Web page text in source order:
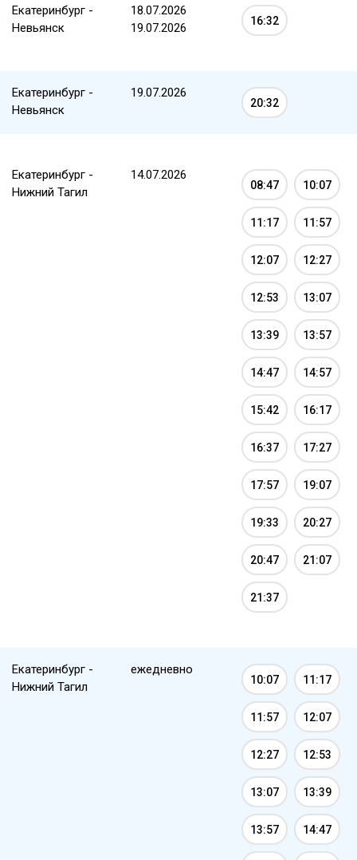
Екатеринбург -
Невьянск
18.07.2026
19.07.2026
16:32
Екатеринбург -
Невьянск
19.07.2026
20:32
Екатеринбург -
Нижний Тагил
14.07.2026
08:47 10:07
11:17 11:57
12:07 12:27
12:53 13:07
13:39 13:57
14:47 14:57
15:42 16:17
16:37 17:27
17:57 19:07
19:33 20:27
20:47 21:07
21:37
Екатеринбург -
Нижний Тагил
ежедневно
10:07 11:17
11:57 12:07
12:27 12:53
13:07 13:39
13:57 14:47